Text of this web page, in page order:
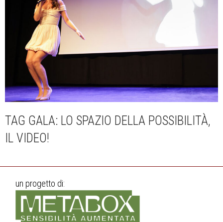
TAG GALA: LO SPAZIO DELLA POSSIBILITÀ,
IL VIDEO!
un progetto di: